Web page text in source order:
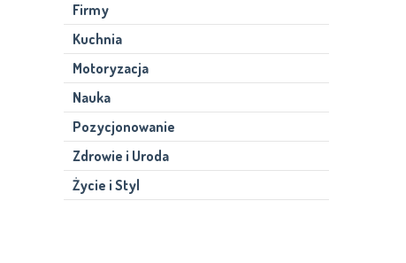
Firmy
Kuchnia
Motoryzacja
Nauka
Pozycjonowanie
Zdrowie i Uroda
Życie i Styl